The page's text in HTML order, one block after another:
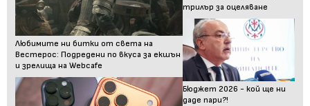
Любимите ни битки от света на
Вестерос: Подредени по вкуса за екшън
и зрелища на Webcafe
трилър за оцеляване
Бюджет 2026 - кой ще ни
даде пари?!